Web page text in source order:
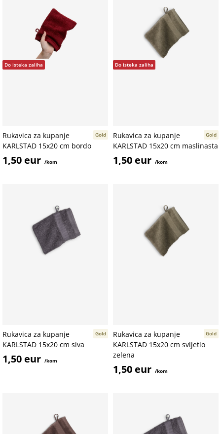
Do isteka zaliha
Gold
Rukavica za kupanje
KARLSTAD 15x20 cm bordo
1,50 eur /kom
Do isteka zaliha
Gold
Rukavica za kupanje
KARLSTAD 15x20 cm maslinasta
1,50 eur /kom
Gold
Rukavica za kupanje
KARLSTAD 15x20 cm siva
1,50 eur /kom
Gold
Rukavica za kupanje
KARLSTAD 15x20 cm svijetlo
zelena
1,50 eur /kom